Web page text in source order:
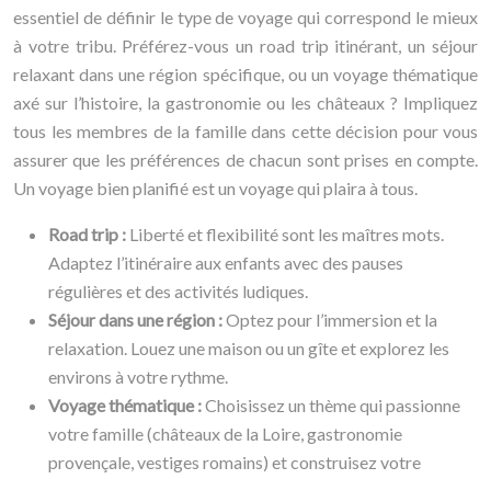
essentiel de définir le type de voyage qui correspond le mieux
à votre tribu. Préférez-vous un road trip itinérant, un séjour
relaxant dans une région spécifique, ou un voyage thématique
axé sur l’histoire, la gastronomie ou les châteaux ? Impliquez
tous les membres de la famille dans cette décision pour vous
assurer que les préférences de chacun sont prises en compte.
Un voyage bien planifié est un voyage qui plaira à tous.
Road trip : Liberté et flexibilité sont les maîtres mots.
Adaptez l’itinéraire aux enfants avec des pauses
régulières et des activités ludiques.
Séjour dans une région :Optez pour l’immersion et la
relaxation. Louez une maison ou un gîte et explorez les
environs à votre rythme.
Voyage thématique :Choisissez un thème qui passionne
votre famille (châteaux de la Loire, gastronomie
provençale, vestiges romains) et construisez votre